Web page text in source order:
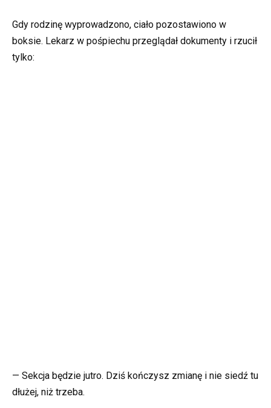
Gdy rodzinę wyprowadzono, ciało pozostawiono w
boksie. Lekarz w pośpiechu przeglądał dokumenty i rzucił
tylko:
— Sekcja będzie jutro. Dziś kończysz zmianę i nie siedź tu
dłużej, niż trzeba.